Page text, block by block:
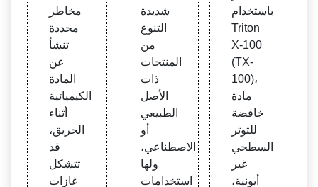
مخاطر
محددة
تنشأ
عن
المادة
الكيميائية
أثناء
الحريق،
قد
تتشكل
غازات
شديدة
التنوع
من
المنتجات
ذات
الأصل
الطبيعي
أو
الاصطناعي،
ولها
استخدامات
أو أنيو
نية با
ستخد
ام ال
شيتوز
ان، وب
ولي أ
كريلام
يد، وك
لوريد
البولي
باستخدام
Triton
X-100
(TX-
100)،
مادة
خافضة
للتوتر
السطحي
غير
أيونية،